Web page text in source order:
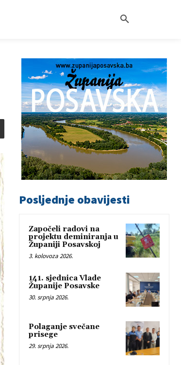
Posljednje obavijesti
Započeli radovi na
projektu deminiranja u
Županiji Posavskoj
3. kolovoza 2026.
141. sjednica Vlade
Županije Posavske
30. srpnja 2026.
Polaganje svečane
prisege
29. srpnja 2026.